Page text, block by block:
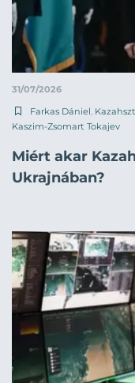
31/07/2026
Farkas Dániel,
Kaszim-Zsomart Tokajev
Miért akar
Ukrajnában?